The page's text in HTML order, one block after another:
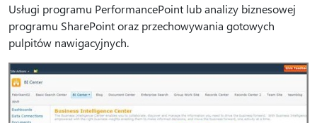
Usługi programu PerformancePoint lub analizy biznesowej
programu SharePoint oraz przechowywania gotowych
pulpitów nawigacyjnych.